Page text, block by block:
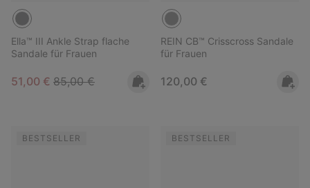
Ella™ III Ankle Strap flache
Sandale für Frauen
Sale price:
51,00 € Regular price:
85,00 €
REIN CB™ Crisscross Sandale
für Frauen
Regular price:
120,00 €
BESTSELLER BESTSELLER